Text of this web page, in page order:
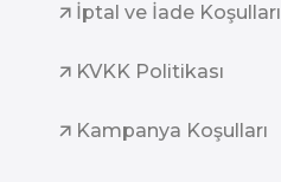
İptal ve İade Koşulları
KVKK Politikası
Kampanya Koşulları